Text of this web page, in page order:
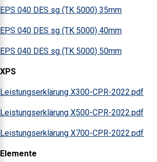
EPS 040 DES sg (TK 5000) 35mm
EPS 040 DES sg (TK 5000) 40mm
EPS 040 DES sg (TK 5000) 50mm
XPS
Leistungserklärung X300-CPR-2022.pdf
Leistungserklärung X500-CPR-2022.pdf
Leistungserklärung X700-CPR-2022.pdf
Elemente